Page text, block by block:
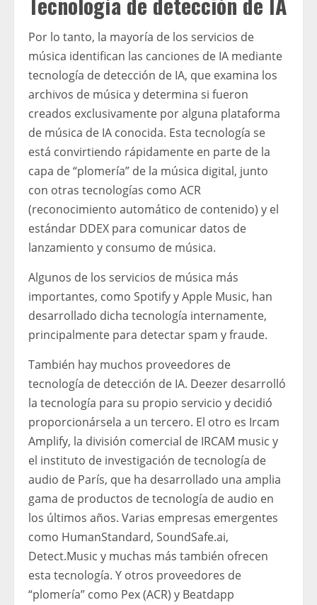
Por lo tanto, la mayoría de los servicios de
música identifican las canciones de IA mediante
tecnología de detección de IA, que examina los
archivos de música y determina si fueron
creados exclusivamente por alguna plataforma
de música de IA conocida. Esta tecnología se
está convirtiendo rápidamente en parte de la
capa de “plomería” de la música digital, junto
con otras tecnologías como ACR
(reconocimiento automático de contenido) y el
estándar DDEX para comunicar datos de
lanzamiento y consumo de música.
Algunos de los servicios de música más
importantes, como Spotify y Apple Music, han
desarrollado dicha tecnología internamente,
principalmente para detectar spam y fraude.
También hay muchos proveedores de
tecnología de detección de IA. Deezer desarrolló
la tecnología para su propio servicio y decidió
proporcionársela a un tercero. El otro es Ircam
Amplify, la división comercial de IRCAM music y
el instituto de investigación de tecnología de
audio de París, que ha desarrollado una amplia
gama de productos de tecnología de audio en
los últimos años. Varias empresas emergentes
como HumanStandard, SoundSafe.ai,
Detect.Music y muchas más también ofrecen
esta tecnología. Y otros proveedores de
“plomería” como Pex (ACR) y Beatdapp